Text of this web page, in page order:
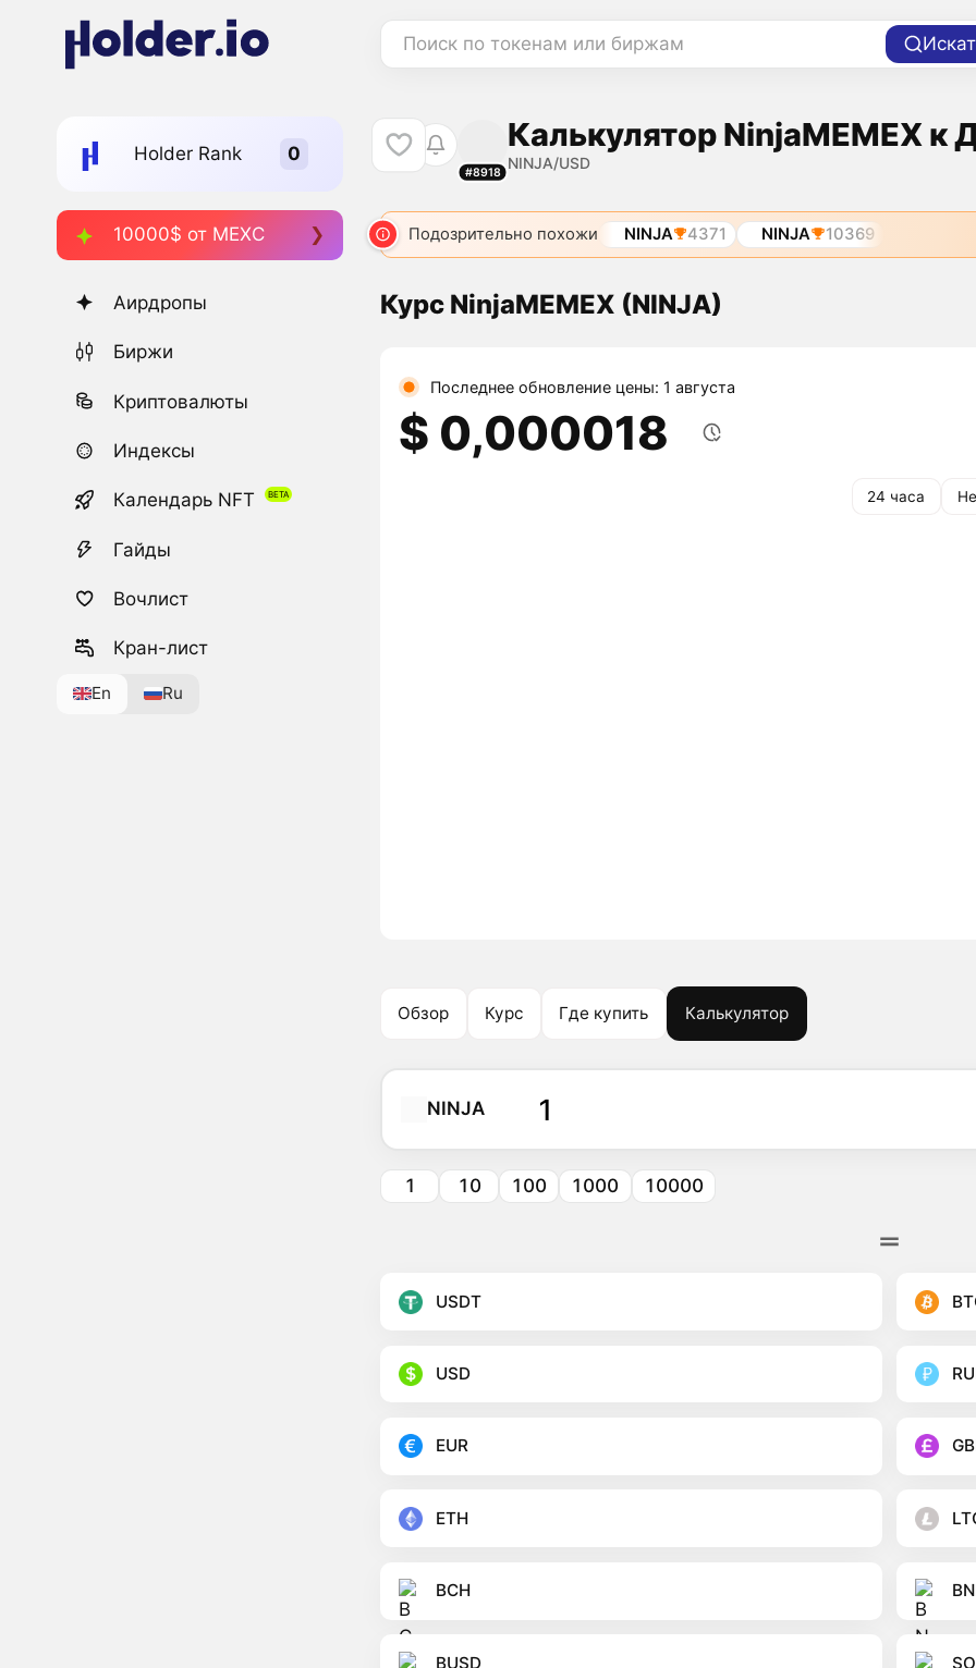
Поиск по токенам или биржам
Holder Rank
10000$ от MEXC
Аирдропы
Биржи
Криптовалюты
Индексы
Календарь NFT
Гайды
Вочлист
Кран-лист
En Ru
#8918
Калькулятор NinjaMEMEX к
NINJA/USD
Подозрительно похожи NINJA 4371 NINJA 10369
Курс NinjaMEMEX (NINJA)
Последнее обновление цены: 1 августа
$ 0,000018
24 часа
Обзор Курс Где купить Калькулятор
NINJA
1 10 100 1000 10000
USDT
USD
EUR
ETH
BCH
BUSD